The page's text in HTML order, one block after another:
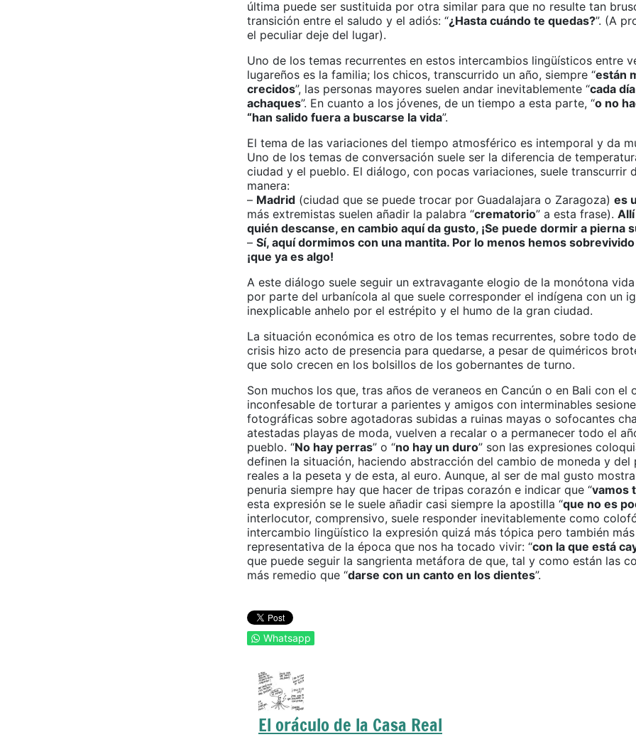
última puede ser sustituida por otra similar para que no resulte tan
transición entre el saludo y el adiós: “¿Hasta cuándo te quedas?”. (A
el peculiar deje del lugar).
Uno de los temas recurrentes en estos intercambios lingüísticos entre
lugareños es la familia; los chicos, transcurrido un año, siempre “están
crecidos”, las personas mayores suelen andar inevitablemente “cada
achaques”. En cuanto a los jóvenes, de un tiempo a esta parte, “o no
“han salido fuera a buscarse la vida”.
El tema de las variaciones del tiempo atmosférico es intemporal y da
Uno de los temas de conversación suele ser la diferencia de
ciudad y el pueblo. El diálogo, con pocas variaciones, suele transcurrir
manera:
– Madrid (ciudad que se puede trocar por Guadalajara o Zaragoza) es
más extremistas suelen añadir la palabra “crematorio” a esta frase).
quién descanse, en cambio aquí da gusto, ¡Se puede dormir a pierna
– Sí, aquí dormimos con una mantita. Por lo menos hemos
¡que ya es algo!
A este diálogo suele seguir un extravagante elogio de la monótona
por parte del urbanícola al que suele corresponder el indígena con un
inexplicable anhelo por el estrépito y el humo de la gran ciudad.
La situación económica es otro de los temas recurrentes, sobre todo
crisis hizo acto de presencia para quedarse, a pesar de quiméricos
que solo crecen en los bolsillos de los gobernantes de turno.
Son muchos los que, tras años de veraneos en Cancún o en Bali con el
inconfesable de torturar a parientes y amigos con interminables
fotográficas sobre agotadoras subidas a ruinas mayas o sofocantes
atestadas playas de moda, vuelven a recalar o a permanecer todo el
pueblo. “No hay perras” o “no hay un duro” son las expresiones
definen la situación, haciendo abstracción del cambio de moneda y del
reales a la peseta y de esta, al euro. Aunque, al ser de mal gusto
penuria siempre hay que hacer de tripas corazón e indicar que “vamos
esta expresión se le suele añadir casi siempre la apostilla “que no es
interlocutor, comprensivo, suele responder inevitablemente como
intercambio lingüístico la expresión quizá más tópica pero también más
representativa de la época que nos ha tocado vivir: “con la que está
que puede seguir la sangrienta metáfora de que, tal y como están las
más remedio que “darse con un canto en los dientes”.
Whatsapp
El oráculo de la Casa Real